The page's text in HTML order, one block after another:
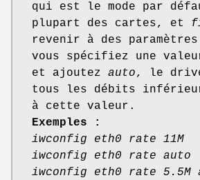
qui est le mode par
plupart des cartes, et
revenir à des
vous spécifiez une
et ajoutez auto, le
tous les débits
à cette valeur.
Exemples :
iwconfig eth0 rate 11M
iwconfig eth0 rate auto
iwconfig eth0 rate 5.5M